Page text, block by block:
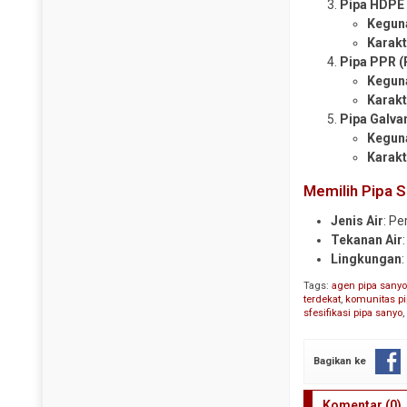
Pipa
Pipa PPR
Pipa
Memilih Pipa
Jenis Air:
Tekanan Air
Lingkungan
Tags:agen pipa sanyo
terdekat, komunitas
sfesifikasi pipa sanyo,
Bagikan ke